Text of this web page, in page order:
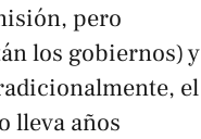
pero
los gobiernos) y
el
lleva años